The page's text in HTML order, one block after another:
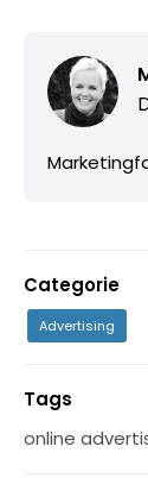
Categorie
Advertising
Tags
online